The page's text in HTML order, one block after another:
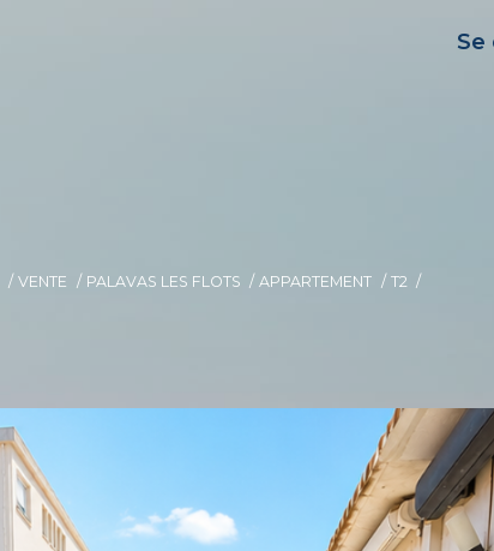
Se
VENTE PALAVAS LES FLOTS APPARTEMENT
T2